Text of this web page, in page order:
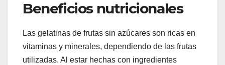
Beneficios nutricionales
Las gelatinas de frutas sin azúcares son ricas en
vitaminas y minerales, dependiendo de las frutas
utilizadas. Al estar hechas con ingredientes